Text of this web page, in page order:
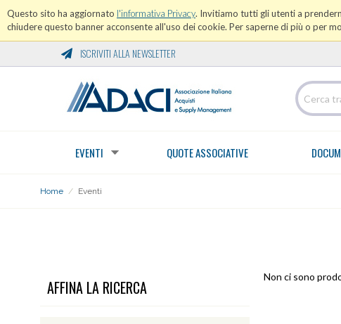
Questo sito ha aggiornato l'informativa Privacy. Invitiamo tutti gli utenti a
chiudere questo banner acconsente all'uso dei cookie. Per saperne di più o per
ISCRIVITI ALLA NEWSLETTER
EVENTI QUOTE ASSOCIATIVE
Home / Eventi
AFFINA LA RICERCA
Non ci sono